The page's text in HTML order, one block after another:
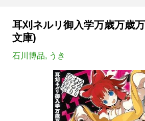
耳刈ネルリ御入学万歳万歳
文庫)
石川博品, うき